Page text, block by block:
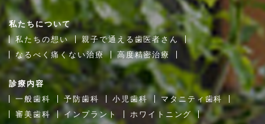
私たちについて
私たちの想い
親子で通える歯医者さん
なるべく痛くない治療
高度精密治療
診療内容
一般歯科
予防歯科 小児歯科
マタニティ歯科
審美歯科
インプラント
ホワイトニング